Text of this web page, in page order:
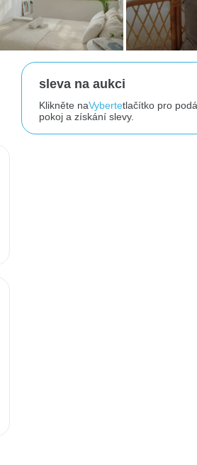
sleva na aukci
Klikněte naVybertetlačítko pro
pokoj a získání slevy.